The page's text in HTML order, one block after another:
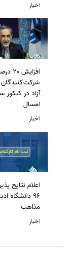
اخبار
افزایش
شرکت‌کنندگان
آزاد در کنکور
امسال
اخبار
اعلام نتایج
96 دانشگاه
مذاهب
اخبار